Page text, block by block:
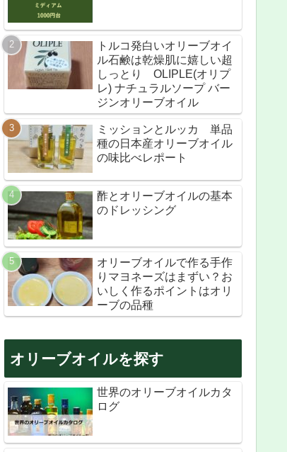
トルコ発白いオリーブオイ
ル石鹸は乾燥肌に嬉しい超
しっとり OLIPLE(オリプ
レ) ナチュラルソープ バー
ジンオリーブオイル
ミッションとルッカ 単品
種の日本産オリーブオイル
の味比べレポート
酢とオリーブオイルの基本
のドレッシング
オリーブオイルで作る手作
りマヨネーズはまずい？お
いしく作るポイントはオリ
ーブの品種
オリーブオイルを探す
世界のオリーブオイルカタ
ログ